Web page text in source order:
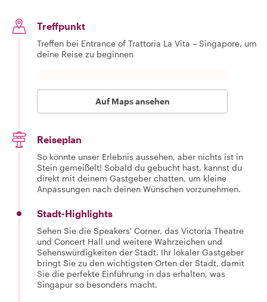
Treffpunkt
Treffen bei Entrance of Trattoria La Vita – Singapore, um
deine Reise zu beginnen
Auf Maps ansehen
Reiseplan
So könnte unser Erlebnis aussehen, aber nichts ist in
Stein gemeißelt! Sobald du gebucht hast, kannst du
direkt mit deinem Gastgeber chatten, um kleine
Anpassungen nach deinen Wünschen vorzunehmen.
Stadt-Highlights
Sehen Sie die Speakers' Corner, das Victoria Theatre
und Concert Hall und weitere Wahrzeichen und
Sehenswürdigkeiten der Stadt. Ihr lokaler Gastgeber
bringt Sie zu den wichtigsten Orten der Stadt, damit
Sie die perfekte Einführung in das erhalten, was
Singapur so besonders macht.